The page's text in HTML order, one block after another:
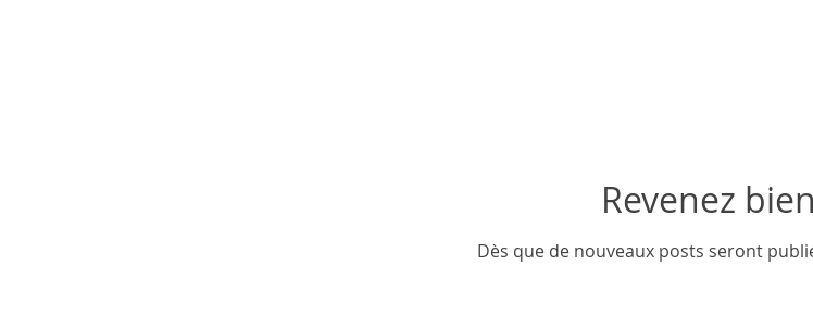
Revenez
Dès que de nouveaux posts seront